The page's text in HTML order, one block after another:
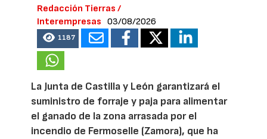
Redacción Tierras /
Interempresas
03/08/2026
1187
La Junta de Castilla y León garantizará el
suministro de forraje y paja para alimentar
el ganado de la zona arrasada por el
incendio de Fermoselle (Zamora), que ha